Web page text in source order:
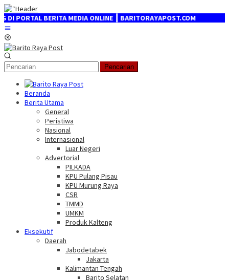
Loncat
ke
konten
MEDIA ONLINE ┃ BARITORAYAPOST.COM
Pencarian
Beranda
Berita Utama
General
Peristiwa
Nasional
Internasional
Luar Negeri
Advertorial
PILKADA
KPU Pulang Pisau
KPU Murung Raya
CSR
TMMD
UMKM
Produk Kalteng
Eksekutif
Daerah
Jabodetabek
Jakarta
Kalimantan Tengah
Barito Selatan